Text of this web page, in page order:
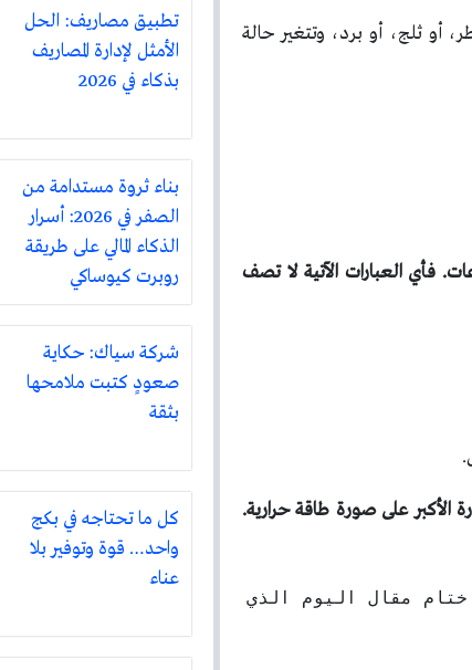
أو ثلج، أو برد، وتتغير حالة
الحرارة بالانخفاض بمقدار درجتين كل ساعة، ولمدة ٣ ساعات. فأي العبارات الآتية لا تصف
الأكبر على صورة طاقة حرارية.
ختام مقال اليوم الذي تطرقنا فيه للحديث عن
تطبيق مصاريف: الحل
الأمثل لإدارة المصاريف
بذكاء في 2026
بناء ثروة مستدامة من
الصفر في 2026: أسرار
الذكاء المالي على طريقة
روبرت كيوساكي
شركة سياك: حكاية
صعودٍ كتبت ملامحها
بثقة
كل ما تحتاجه في بكج
واحد… قوة وتوفير بلا
عناء